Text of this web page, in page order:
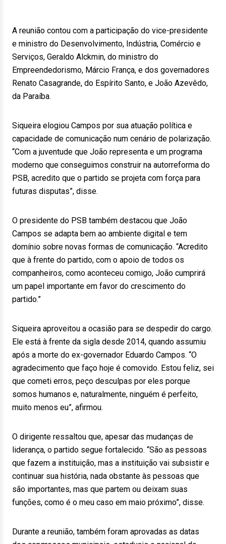
A reunião contou com a participação do vice-presidente
e ministro do Desenvolvimento, Indústria, Comércio e
Serviços, Geraldo Alckmin, do ministro do
Empreendedorismo, Márcio França, e dos governadores
Renato Casagrande, do Espírito Santo, e João Azevêdo,
da Paraíba.
Siqueira elogiou Campos por sua atuação política e
capacidade de comunicação num cenário de polarização.
“Com a juventude que João representa e um programa
moderno que conseguimos construir na autorreforma do
PSB, acredito que o partido se projeta com força para
futuras disputas”, disse.
O presidente do PSB também destacou que João
Campos se adapta bem ao ambiente digital e tem
domínio sobre novas formas de comunicação. “Acredito
que à frente do partido, com o apoio de todos os
companheiros, como aconteceu comigo, João cumprirá
um papel importante em favor do crescimento do
partido.”
Siqueira aproveitou a ocasião para se despedir do cargo.
Ele está à frente da sigla desde 2014, quando assumiu
após a morte do ex-governador Eduardo Campos. “O
agradecimento que faço hoje é comovido. Estou feliz, sei
que cometi erros, peço desculpas por eles porque
somos humanos e, naturalmente, ninguém é perfeito,
muito menos eu”, afirmou.
O dirigente ressaltou que, apesar das mudanças de
liderança, o partido segue fortalecido. “São as pessoas
que fazem a instituição, mas a instituição vai subsistir e
continuar sua história, nada obstante às pessoas que
são importantes, mas que partem ou deixam suas
funções, como é o meu caso em maio próximo”, disse.
Durante a reunião, também foram aprovadas as datas